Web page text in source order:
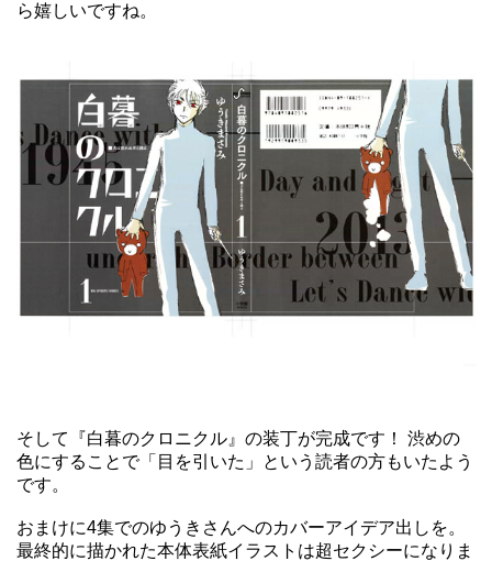
ら嬉しいですね。
そして『白暮のクロニクル』の装丁が完成です！ 渋めの
色にすることで「目を引いた」という読者の方もいたよう
です。
おまけに4集でのゆうきさんへのカバーアイデア出しを。
最終的に描かれた本体表紙イラストは超セクシーになりま